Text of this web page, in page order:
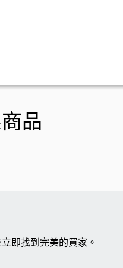
品
即找到完美的買家。